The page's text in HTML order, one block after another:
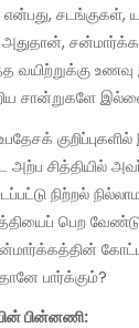
அதுதான்,
வயிற்றுக்கு உணவு
சான்றுகளே
சித்தியில்
நிற்றல்
பெற
சன்மார்க்கத்தின்
பார்க்கும்?
பின்னணி: